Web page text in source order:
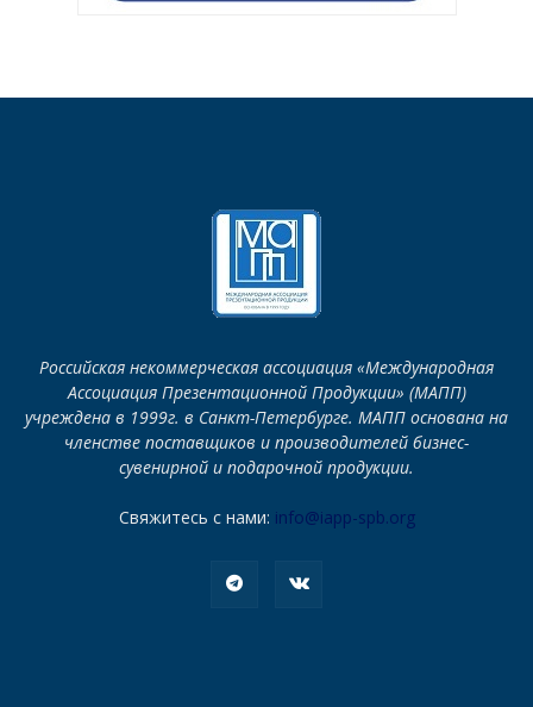
Российская некоммерческая ассоциация «Международная
Ассоциация Презентационной Продукции» (МАПП)
учреждена в 1999г. в Санкт-Петербурге. МАПП основана на
членстве поставщиков и производителей бизнес-
сувенирной и подарочной продукции.
Свяжитесь с нами: info@iapp-spb.org